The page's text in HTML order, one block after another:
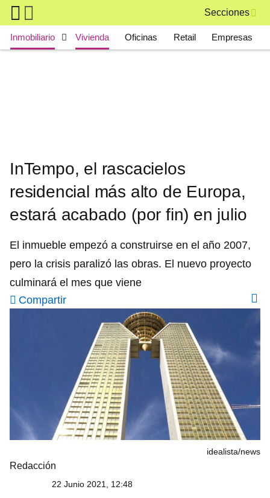
Skip to main content
Secciones
Main navigation
Inmobiliario Vivienda Oficinas Retail Empresas
InTempo, el rascacielos
residencial más alto de Europa,
estará acabado (por fin) en julio
El inmueble empezó a construirse en el año 2007,
pero la crisis paralizó las obras. El nuevo proyecto
culminará el mes que viene
Compartir
idealista/news
Redacción
22 Junio 2021, 12:48